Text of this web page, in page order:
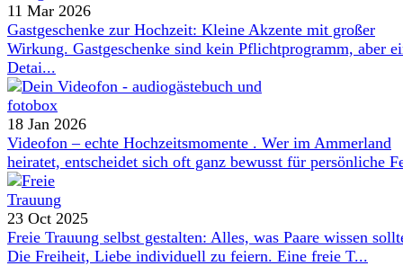
11 Mar 2026
Gastgeschenke zur Hochzeit: Kleine Akzente mit großer
Wirkung. Gastgeschenke sind kein Pflichtprogramm, aber
Detai...
18 Jan 2026
Videofon – echte Hochzeitsmomente . Wer im Ammerland
heiratet, entscheidet sich oft ganz bewusst für persönliche
23 Oct 2025
Freie Trauung selbst gestalten: Alles, was Paare wissen
Die Freiheit, Liebe individuell zu feiern. Eine freie T...